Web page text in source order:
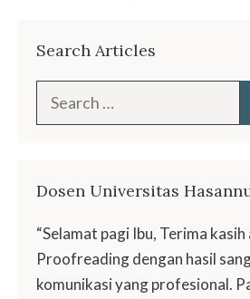
Search Articles
Dosen Universitas
“Selamat pagi Ibu, Terima
Proofreading dengan hasil
komunikasi yang profesional.